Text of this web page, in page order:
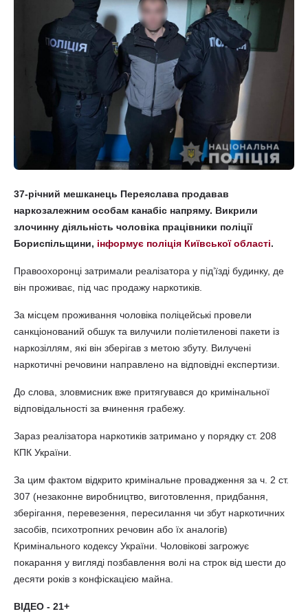
37-річний мешканець Переяслава продавав
наркозалежним особам канабіс напряму. Викрили
злочинну діяльність чоловіка працівники поліції
Бориспільщини, інформує поліція Київської області.
Правоохоронці затримали реалізатора у під’їзді будинку, де
він проживає, під час продажу наркотиків.
За місцем проживання чоловіка поліцейські провели
санкціонований обшук та вилучили поліетиленові пакети із
наркозіллям, які він зберігав з метою збуту. Вилучені
наркотичні речовини направлено на відповідні експертизи.
До слова, зловмисник вже притягувався до кримінальної
відповідальності за вчинення грабежу.
Зараз реалізатора наркотиків затримано у порядку ст. 208
КПК України.
За цим фактом відкрито кримінальне провадження за ч. 2 ст.
307 (незаконне виробництво, виготовлення, придбання,
зберігання, перевезення, пересилання чи збут наркотичних
засобів, психотропних речовин або їх аналогів)
Кримінального кодексу України. Чоловікові загрожує
покарання у вигляді позбавлення волі на строк від шести до
десяти років з конфіскацією майна.
ВІДЕО - 21+